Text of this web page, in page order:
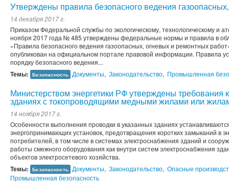
Утверждены правила безопасного ведения
14 декабря 2017 г.
Приказом Федеральной службы по экологическому, технологическому и
ноября 2017 года № 485 утверждены федеральные нормы и правила в
«Правила безопасного ведения газоопасных‚ огневых и ремонтных
опубликован на официальном портале правовой информации. Правила
порядку безопасного ведения...
Темы: Безопасность Документы, Законодательство, Промышленная
Министерством энергетики РФ утверждены требования
зданиях с токопроводящими медными жилами или
14 ноября 2017 г.
Особенности выполнения проводки в указанных зданиях
энергопринимающих установок, предотвращения коротких замыканий в
потребителей, в том числе в системах электроснабжения зданий и
работы смежного оборудования как внутри систем электроснабжения
объектов электросетевого хозяйства.
Темы: Безопасность Документы, Законодательство, Опасные
Промышленная безопасность